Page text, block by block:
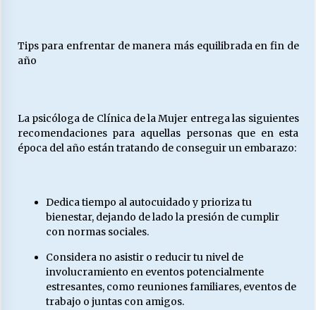
Tips para enfrentar de manera más equilibrada en fin de
año
La psicóloga de Clínica de la Mujer entrega las siguientes
recomendaciones para aquellas personas que en esta
época del año están tratando de conseguir un embarazo:
Dedica tiempo al autocuidado y prioriza tu
bienestar, dejando de lado la presión de cumplir
con normas sociales.
Considera no asistir o reducir tu nivel de
involucramiento en eventos potencialmente
estresantes, como reuniones familiares, eventos de
trabajo o juntas con amigos.